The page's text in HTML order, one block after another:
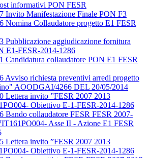
informativi PON FESR
Invito Manifestazione Finale PON F3
Nomina Collaudatore progetto E1 FESR
Pubblicazione aggiudicazione fornitura
E1-FESR-2014-1286
Candidatura collaudatore PON E1 FESR
Avviso richiesta preventivi arredi progetto
AOODGAI/4266 DEL 20/05/2014
Lettera invito ”FESR 2007 2013
Obiettivo E-1-FESR-2014-1286
Bando collaudatore FESR FESR 2007-
Asse II - Azione E1 FESR
Lettera invito ”FESR 2007 2013
Obiettivo E-1-FESR-2014-1286